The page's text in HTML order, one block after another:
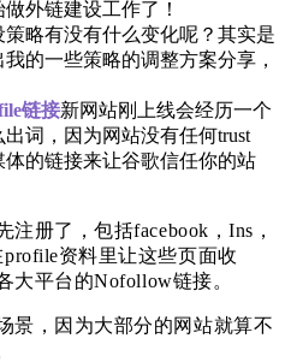
外链建设工作了！
略有没有什么变化呢？其实是
的一些策略的调整方案分享，
链接新网站刚上线会经历一个
词，因为网站没有任何trust
的链接来让谷歌信任你的站
册了，包括facebook，Ins，
资料里让这些页面收
大平台的Nofollow链接。
景，因为大部分的网站就算不